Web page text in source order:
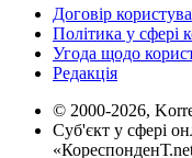
Договір
Політика у сфері
Угода щодо
Редакція
© 2000-2026,
Суб'єкт у сфері